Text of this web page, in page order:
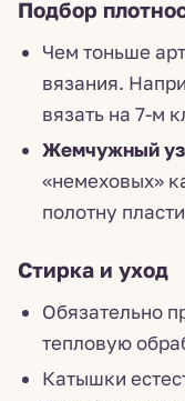
Подбор
Чем тоньше
вязания.
вязать на 7-м
Жемчужный
«немеховых»
полотну
Стирка и уход
Обязательно
тепловую
Катышки